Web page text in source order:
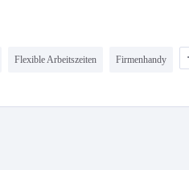
Flexible Arbeitszeiten Firmenhandy